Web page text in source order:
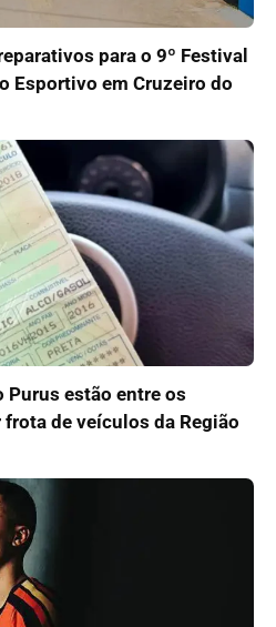
para o 9º Festival
Esportivo em Cruzeiro do
Purus estão entre os
de veículos da Região